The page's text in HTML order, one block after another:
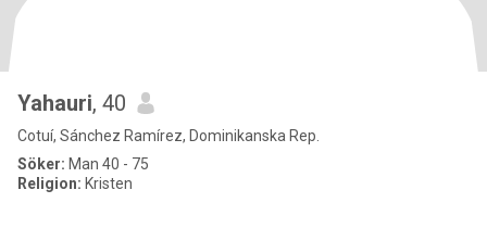
Yahauri, 40
Cotuí, Sánchez Ramírez, Dominikanska Rep.
Söker: Man 40 - 75
Religion: Kristen